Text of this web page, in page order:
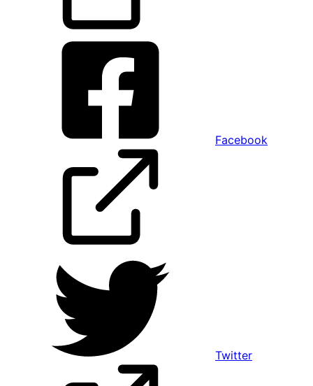
Facebook
Twitter